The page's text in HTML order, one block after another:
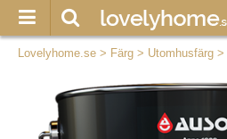
Lovelyhome.se > Färg > Utomhusfärg >